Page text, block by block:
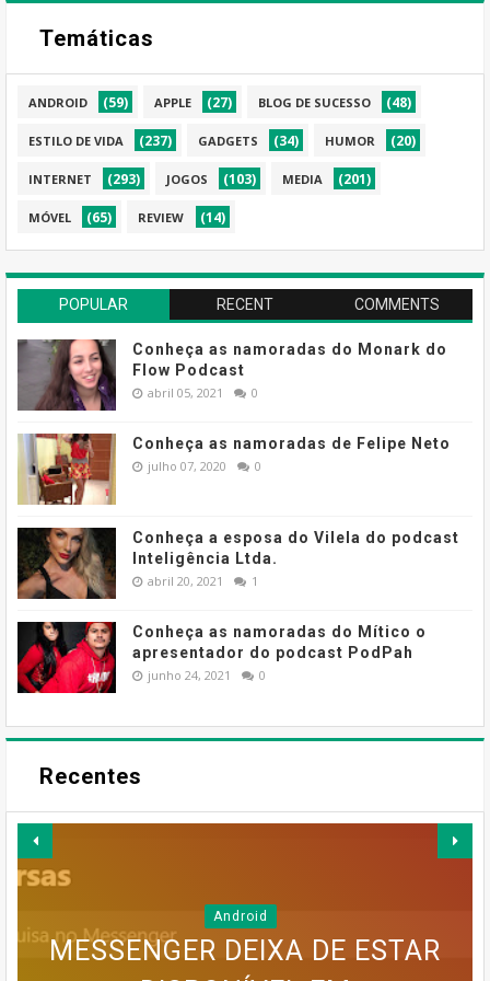
Temáticas
ANDROID (59) APPLE (27) BLOG DE SUCESSO (48)
ESTILO DE VIDA (237) GADGETS (34) HUMOR (20)
INTERNET (293) JOGOS (103) MEDIA (201)
MÓVEL (65) REVIEW (14)
POPULAR RECENT COMMENTS
Conheça as namoradas do Monark do
Flow Podcast
abril 05, 2021 0
Conheça as namoradas de Felipe Neto
julho 07, 2020 0
Conheça a esposa do Vilela do podcast
Inteligência Ltda.
abril 20, 2021 1
Conheça as namoradas do Mítico o
apresentador do podcast PodPah
junho 24, 2021 0
Recentes
Android
MESSENGER DEIXA DE ESTAR